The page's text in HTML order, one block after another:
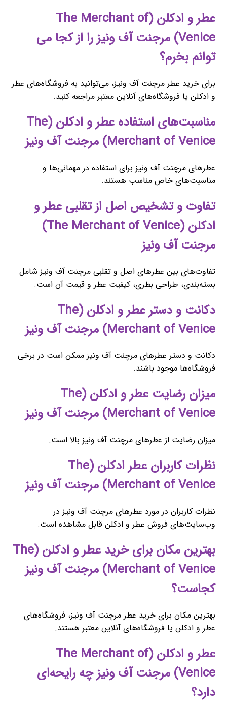
عطر و ادکلن (The Merchant of
Venice) مرجنت آف ونیز را از کجا می
توانم بخرم؟
برای خرید عطر مرچنت آف ونیز، می‌توانید به فروشگاه‌های عطر
و ادکلن یا فروشگاه‌های آنلاین معتبر مراجعه کنید.
مناسبت‌های استفاده عطر و ادکلن (The
Merchant of Venice) مرجنت آف ونیز
عطرهای مرچنت آف ونیز برای استفاده در مهمانی‌ها و
مناسبت‌های خاص مناسب هستند.
تفاوت و تشخیص اصل از تقلبی عطر و
ادکلن (The Merchant of Venice)
مرجنت آف ونیز
تفاوت‌های بین عطرهای اصل و تقلبی مرچنت آف ونیز شامل
بسته‌بندی، طراحی بطری، کیفیت عطر و قیمت آن است.
دکانت و دستر عطر و ادکلن (The
Merchant of Venice) مرجنت آف ونیز
دکانت و دستر عطرهای مرچنت آف ونیز ممکن است در برخی
فروشگاه‌ها موجود باشند.
میزان رضایت عطر و ادکلن (The
Merchant of Venice) مرجنت آف ونیز
میزان رضایت از عطرهای مرچنت آف ونیز بالا است.
نظرات کاربران عطر ادکلن (The
Merchant of Venice) مرجنت آف ونیز
نظرات کاربران در مورد عطرهای مرچنت آف ونیز در
وب‌سایت‌های فروش عطر و ادکلن قابل مشاهده است.
بهترین مکان برای خرید عطر و ادکلن (The
Merchant of Venice) مرجنت آف ونیز
کجاست؟
بهترین مکان برای خرید عطر مرچنت آف ونیز، فروشگاه‌های
عطر و ادکلن یا فروشگاه‌های آنلاین معتبر هستند.
عطر و ادکلن (The Merchant of
Venice) مرجنت آف ونیز چه رایحه‌ای
دارد؟